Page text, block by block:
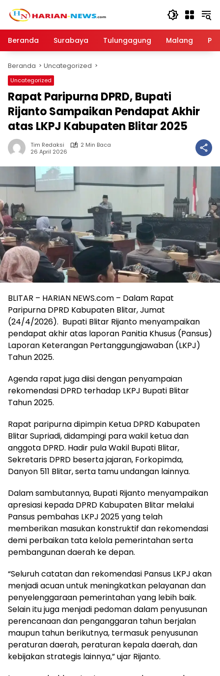
Beranda
Surabaya Tulungagung Malang
Beranda Uncategorized
Uncategorized
Rapat Paripurna DPRD, Bupati
Rijanto Sampaikan Pendapat Akhir
atas LKPJ Kabupaten Blitar 2025
Tim Redaksi
2 Min Baca
26 April 2026
BLITAR – HARIAN NEWS.com – Dalam Rapat
Paripurna DPRD Kabupaten Blitar, Jumat
(24/4/2026). Bupati Blitar Rijanto menyampaikan
pendapat akhir atas laporan Panitia Khusus (Pansus)
Laporan Keterangan Pertanggungjawaban (LKPJ)
Tahun 2025.
Agenda rapat juga diisi dengan penyampaian
rekomendasi DPRD terhadap LKPJ Bupati Blitar
Tahun 2025.
Rapat paripurna dipimpin Ketua DPRD Kabupaten
Blitar Supriadi, didampingi para wakil ketua dan
anggota DPRD. Hadir pula Wakil Bupati Blitar,
Sekretaris DPRD beserta jajaran, Forkopimda,
Danyon 511 Blitar, serta tamu undangan lainnya.
Dalam sambutannya, Bupati Rijanto menyampaikan
apresiasi kepada DPRD Kabupaten Blitar melalui
Pansus pembahas LKPJ 2025 yang telah
memberikan masukan konstruktif dan rekomendasi
demi perbaikan tata kelola pemerintahan serta
pembangunan daerah ke depan.
“Seluruh catatan dan rekomendasi Pansus LKPJ akan
menjadi acuan untuk meningkatkan pelayanan dan
penyelenggaraan pemerintahan yang lebih baik.
Selain itu juga menjadi pedoman dalam penyusunan
perencanaan dan penganggaran tahun berjalan
maupun tahun berikutnya, termasuk penyusunan
peraturan daerah, peraturan kepala daerah, dan
kebijakan strategis lainnya,” ujar Rijanto.